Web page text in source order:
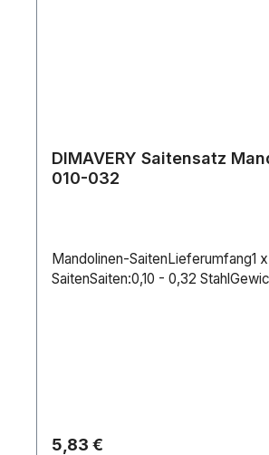
DIMAVERY Saitensatz
010-032
Mandolinen-SaitenLieferumfang1 x
SaitenSaiten:0,10 - 0,32
Regulärer Preis:
5,83 €